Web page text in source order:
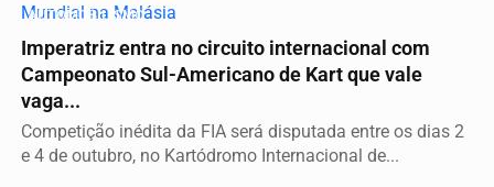
AUTOMOBILISMO
Imperatriz entra no circuito internacional com
Campeonato Sul-Americano de Kart que vale
vaga...
Competição inédita da FIA será disputada entre os dias 2
e 4 de outubro, no Kartódromo Internacional de...